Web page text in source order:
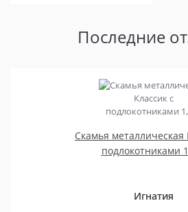
Последние
Скамья металлическая
подлокотниками
Игнатия